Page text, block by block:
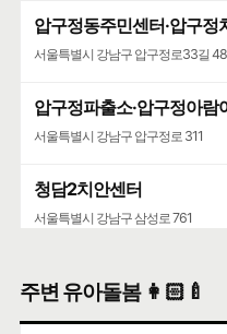
압구정동주민센터·압구정
서울특별시 강남구 압구정로33길 48
압구정파출소·압구정아람
서울특별시 강남구 압구정로 311
청담2치안센터
서울특별시 강남구 삼성로 761
주변 유아돌봄 👩🏻‍🍼